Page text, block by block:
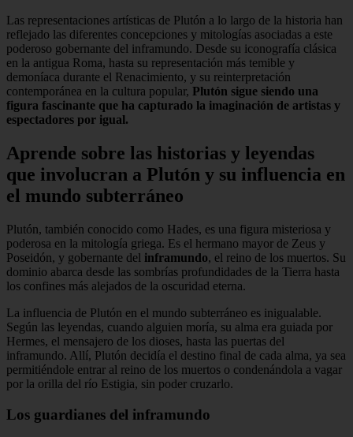
Las representaciones artísticas de Plutón a lo largo de la historia han
reflejado las diferentes concepciones y mitologías asociadas a este
poderoso gobernante del inframundo. Desde su iconografía clásica
en la antigua Roma, hasta su representación más temible y
demoníaca durante el Renacimiento, y su reinterpretación
contemporánea en la cultura popular, Plutón sigue siendo una
figura fascinante que ha capturado la imaginación de artistas y
espectadores por igual.
Aprende sobre las historias y leyendas
que involucran a Plutón y su influencia en
el mundo subterráneo
Plutón, también conocido como Hades, es una figura misteriosa y
poderosa en la mitología griega. Es el hermano mayor de Zeus y
Poseidón, y gobernante del inframundo, el reino de los muertos. Su
dominio abarca desde las sombrías profundidades de la Tierra hasta
los confines más alejados de la oscuridad eterna.
La influencia de Plutón en el mundo subterráneo es inigualable.
Según las leyendas, cuando alguien moría, su alma era guiada por
Hermes, el mensajero de los dioses, hasta las puertas del
inframundo. Allí, Plutón decidía el destino final de cada alma, ya sea
permitiéndole entrar al reino de los muertos o condenándola a vagar
por la orilla del río Estigia, sin poder cruzarlo.
Los guardianes del inframundo